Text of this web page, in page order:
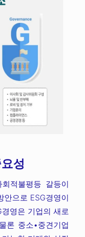
성
적불평등 갈등이
으로 ESG경영이
영은 기업의 새로
론 중소•중견기업